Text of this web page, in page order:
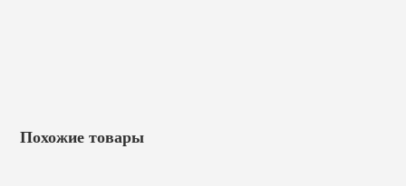
Похожие товары